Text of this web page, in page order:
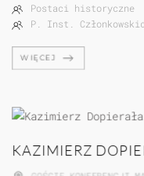
Postaci historyczne
P. Inst.
WIĘCEJ
KAZIMIERZ